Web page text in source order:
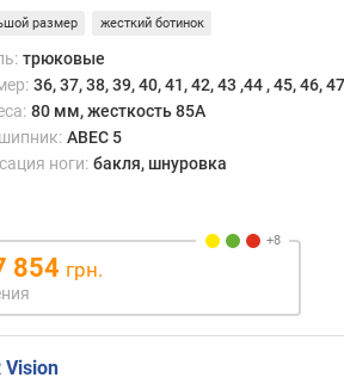
размер жесткий ботинок
трюковые
36, 37, 38, 39, 40, 41, 42, 43 ,44 , 45, 46, 47
80 мм, жесткость 85A
ABEC 5
ноги: бакля, шнуровка
854 грн.
Vision